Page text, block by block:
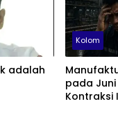
adalah
Kolom
pada
Kontraksi